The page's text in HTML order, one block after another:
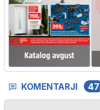
KOMENTARJI 47